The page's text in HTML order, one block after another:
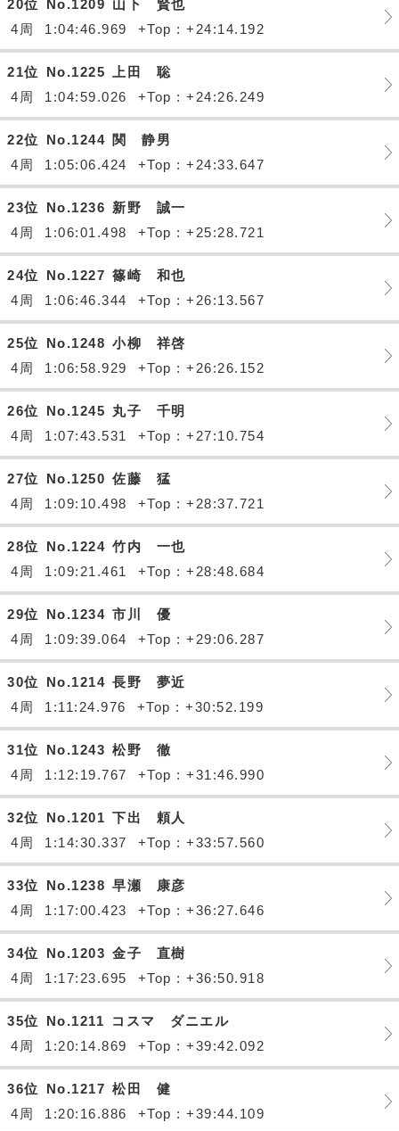
20位 No.1209 山下 賢也
4周
1:04:46.969 +Top : +24:14.192
21位 No.1225
上田 聡
4周
1:04:59.026 +Top : +24:26.249
22位 No.1244 関 静男
4周
1:05:06.424 +Top : +24:33.647
23位 No.1236 新野 誠一
4周
1:06:01.498 +Top : +25:28.721
24位 No.1227 篠崎 和也
4周
1:06:46.344 +Top : +26:13.567
25位 No.1248 小柳 祥啓
4周
1:06:58.929 +Top : +26:26.152
26位 No.1245 丸子 千明
4周
1:07:43.531 +Top : +27:10.754
27位 No.1250 佐藤 猛
4周
1:09:10.498 +Top : +28:37.721
28位 No.1224 竹内 一也
4周
1:09:21.461 +Top : +28:48.684
29位 No.1234 市川 優
4周
1:09:39.064 +Top : +29:06.287
30位 No.1214 長野 夢近
4周
1:11:24.976 +Top : +30:52.199
31位 No.1243 松野 徹
4周
1:12:19.767 +Top : +31:46.990
32位 No.1201 下出 頼人
4周
1:14:30.337 +Top : +33:57.560
33位 No.1238 早瀬 康彦
4周
1:17:00.423 +Top : +36:27.646
34位 No.1203 金子 直樹
4周
1:17:23.695 +Top : +36:50.918
35位 No.1211
コスマ ダニエル
4周
1:20:14.869 +Top : +39:42.092
36位 No.1217 松田 健
4周
1:20:16.886 +Top : +39:44.109